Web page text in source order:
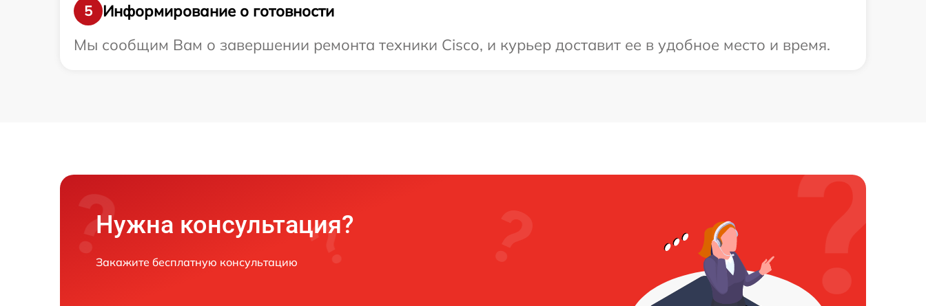
5
Информирование о готовности
Мы сообщим Вам о завершении ремонта техники Cisco, и курьер доставит ее в удобное место и время.
Нужна консультация?
Закажите бесплатную консультацию